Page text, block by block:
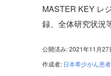
MASTER KEY レ
録、全体研究状
公開済み: 2021年11月27
作成者: 日本希少がん患